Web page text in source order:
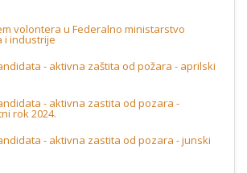
volontera u Federalno ministarstvo
i industrije
- aktivna zaštita od požara - aprilski
- aktivna zastita od pozara -
rok 2024.
- aktivna zastita od pozara - junski